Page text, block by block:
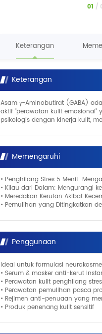
1 /
Keterangan
Keterangan
Asam γ-Aminobutirat (GABA)
aktif "perawatan kulit emosional"
psikologis dengan kinerja kulit,
Memengaruhi
• Penghilang Stres 5 Menit:
• Kilau dari Dalam: Mengurangi
• Meredakan Kerutan Akibat
• Pemulihan yang Ditingkatkan
Penggunaan
Ideal untuk formulasi
• Serum & masker anti-kerut
• Perawatan kulit penghilang
• Perawatan pemulihan pasca
• Rejimen anti-penuaan yang
• Produk penenang kulit sensitif